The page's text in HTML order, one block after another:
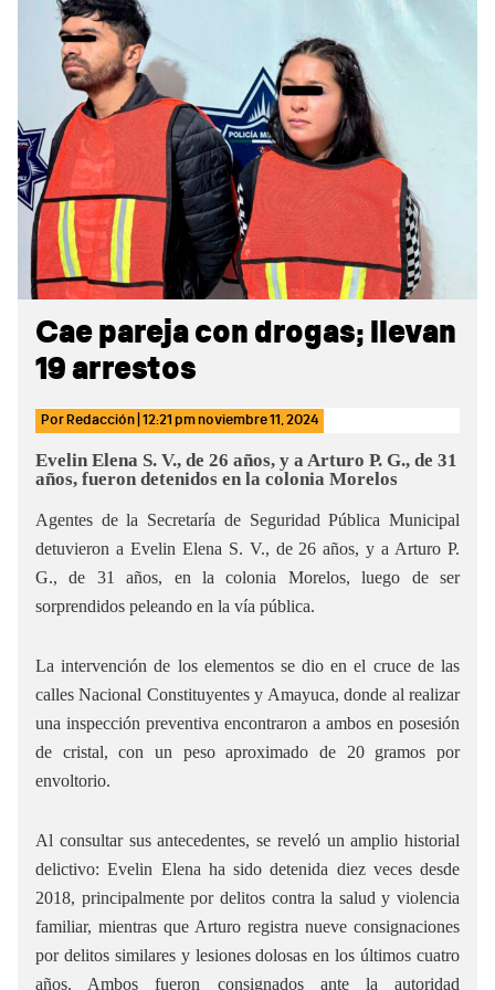
Cae pareja con drogas; llevan
19 arrestos
Por Redacción 12:21 pmnoviembre 11, 2024
Evelin Elena S. V., de 26 años, y a Arturo P. G., de 31
años, fueron detenidos en la colonia Morelos
Agentes de la Secretaría de Seguridad Pública Municipal
detuvieron a Evelin Elena S. V., de 26 años, y a Arturo P.
G., de 31 años, en la colonia Morelos, luego de ser
sorprendidos peleando en la vía pública.
La intervención de los elementos se dio en el cruce de las
calles Nacional Constituyentes y Amayuca, donde al realizar
una inspección preventiva encontraron a ambos en posesión
de cristal, con un peso aproximado de 20 gramos por
envoltorio.
Al consultar sus antecedentes, se reveló un amplio historial
delictivo: Evelin Elena ha sido detenida diez veces desde
2018, principalmente por delitos contra la salud y violencia
familiar, mientras que Arturo registra nueve consignaciones
por delitos similares y lesiones dolosas en los últimos cuatro
años. Ambos fueron consignados ante la autoridad
Sidebar